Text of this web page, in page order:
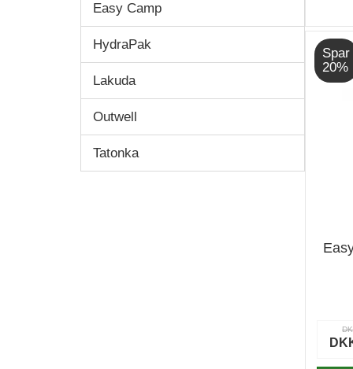
Easy Camp
HydraPak
Lakuda
Outwell
Tatonka
Spar
20%